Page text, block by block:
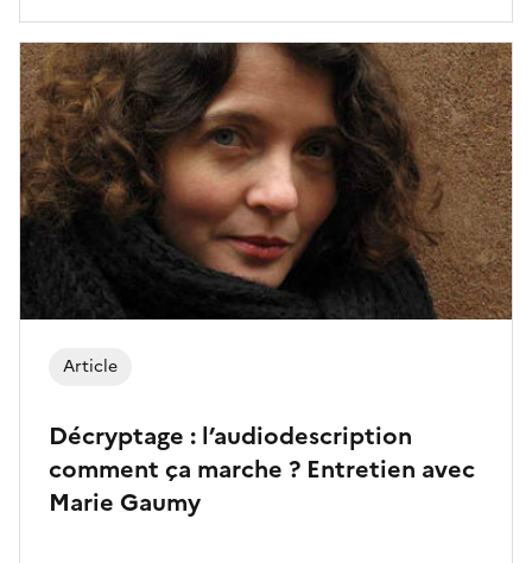
Décryptage : l’audiodescription
comment ça marche ? Entretien avec
Marie Gaumy
Article